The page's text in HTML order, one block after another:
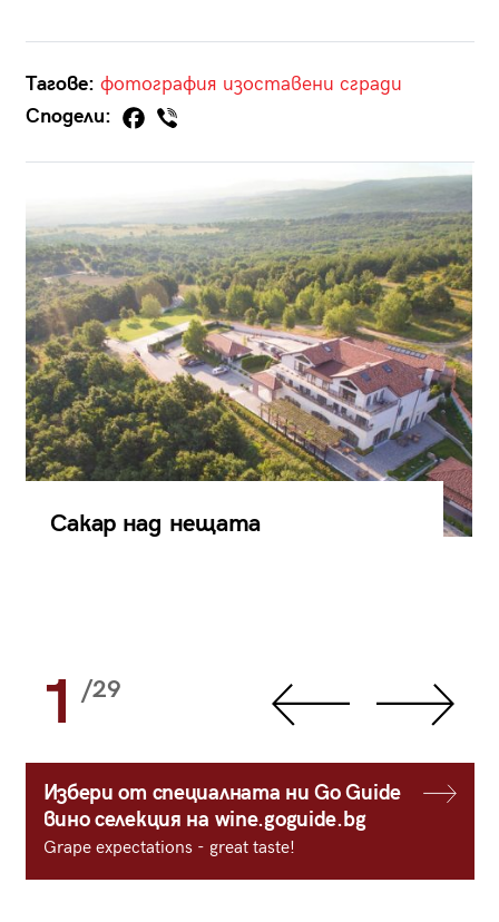
Тагове: фотография изоставени сгради
Сподели:
Сакар над нещата
1 /29
Избери от специалната ни Go Guide
вино селекция на wine.goguide.bg
Grape expectations - great taste!